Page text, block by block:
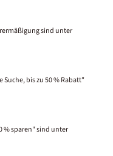
sind unter
Suche, bis zu 50 % Rabatt"
% sparen" sind unter